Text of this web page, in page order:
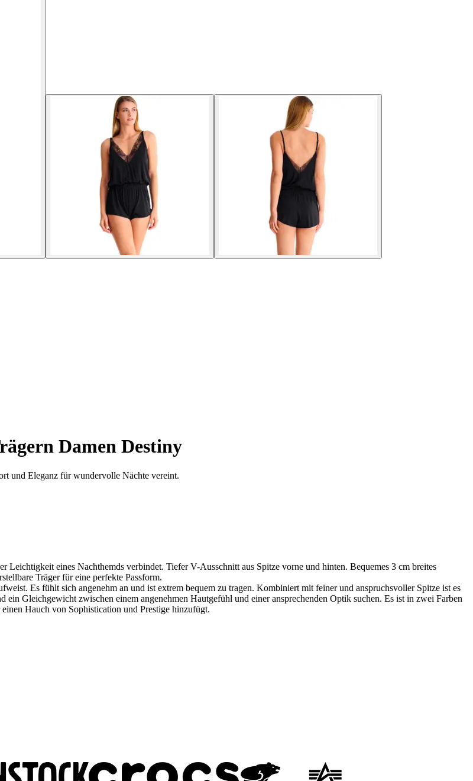
Damen Destiny
und Eleganz für wundervolle Nächte vereint.
eines Nachthemds verbindet. Tiefer V-Ausschnitt aus Spitze vorne und hinten. Bequemes 3 cm breites
Träger für eine perfekte Passform.
Es fühlt sich angenehm an und ist extrem bequem zu tragen. Kombiniert mit feiner und anspruchsvoller Spitze ist es
Gleichgewicht zwischen einem angenehmen Hautgefühl und einer ansprechenden Optik suchen. Es ist in zwei Farben
Hauch von Sophistication und Prestige hinzufügt.